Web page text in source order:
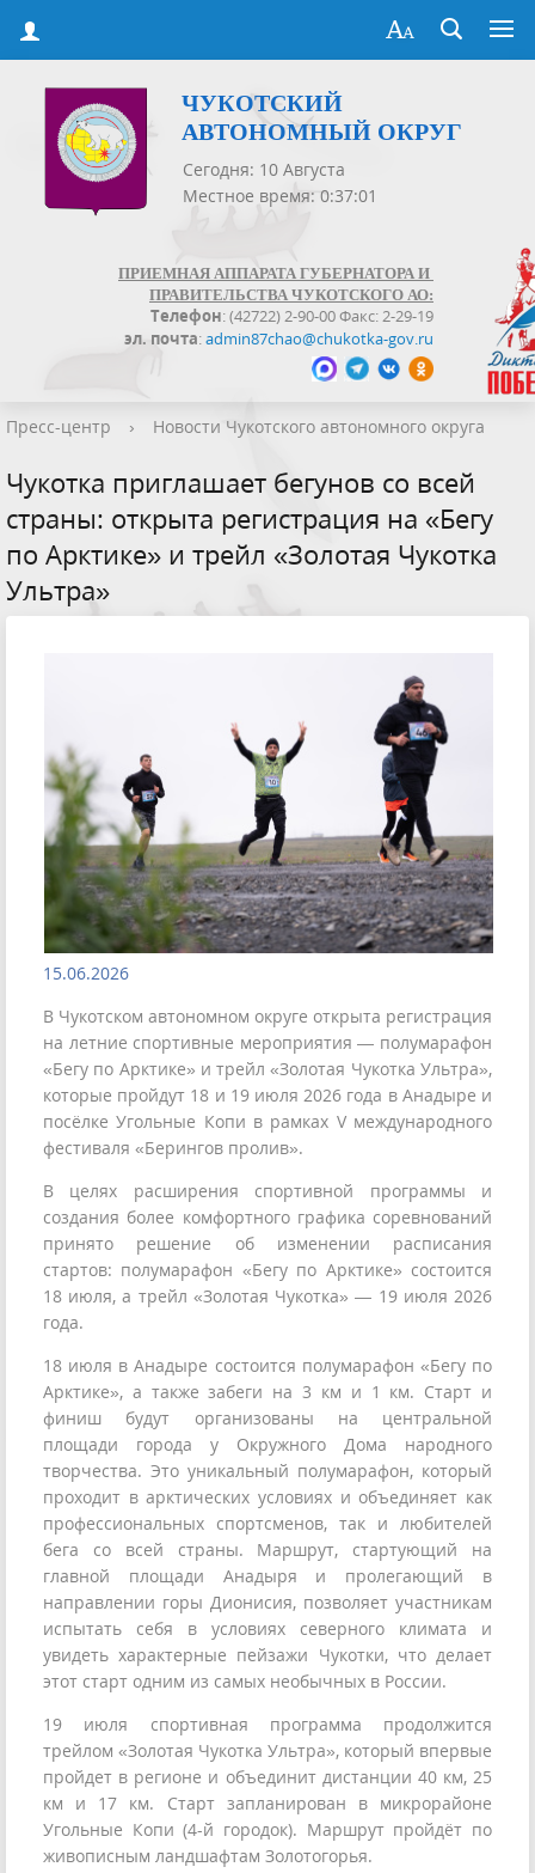
ЧУКОТСКИЙ
АВТОНОМНЫЙ ОКРУГ
Сегодня: 10 Августа
Местное время: 0:37:01
ПРИЕМНАЯ АППАРАТА ГУБЕРНАТОРА И
ПРАВИТЕЛЬСТВА ЧУКОТСКОГО АО:
Телефон: (42722) 2-90-00 Факс: 2-29-19
эл. почта:admin87chao@chukotka-gov.ru
Пресс-центр › Новости Чукотского автономного округа
Чукотка приглашает бегунов со всей
страны: открыта регистрация на «Бегу
по Арктике» и трейл «Золотая Чукотка
Ультра»
15.06.2026
В Чукотском автономном округе открыта регистрация
на летние спортивные мероприятия — полумарафон
«Бегу по Арктике» и трейл «Золотая Чукотка Ультра»,
которые пройдут 18 и 19 июля 2026 года в Анадыре и
посёлке Угольные Копи в рамках V международного
фестиваля «Берингов пролив».
В целях расширения спортивной программы и
создания более комфортного графика соревнований
принято решение об изменении расписания
стартов: полумарафон «Бегу по Арктике» состоится
18 июля, а трейл «Золотая Чукотка» — 19 июля 2026
года.
18 июля в Анадыре состоится полумарафон «Бегу по
Арктике», а также забеги на 3 км и 1 км. Старт и
финиш будут организованы на центральной
площади города у Окружного Дома народного
творчества. Это уникальный полумарафон, который
проходит в арктических условиях и объединяет как
профессиональных спортсменов, так и любителей
бега со всей страны. Маршрут, стартующий на
главной площади Анадыря и пролегающий в
направлении горы Дионисия, позволяет участникам
испытать себя в условиях северного климата и
увидеть характерные пейзажи Чукотки, что делает
этот старт одним из самых необычных в России.
19 июля спортивная программа продолжится
трейлом «Золотая Чукотка Ультра», который впервые
пройдет в регионе и объединит дистанции 40 км, 25
км и 17 км. Старт запланирован в микрорайоне
Угольные Копи (4-й городок). Маршрут пройдёт по
живописным ландшафтам Золотогорья.